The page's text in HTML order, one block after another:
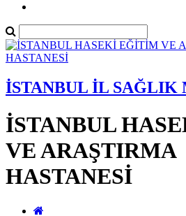
İSTANBUL İL SAĞLIK
İSTANBUL
VE ARAŞTIRMA
HASTANESİ